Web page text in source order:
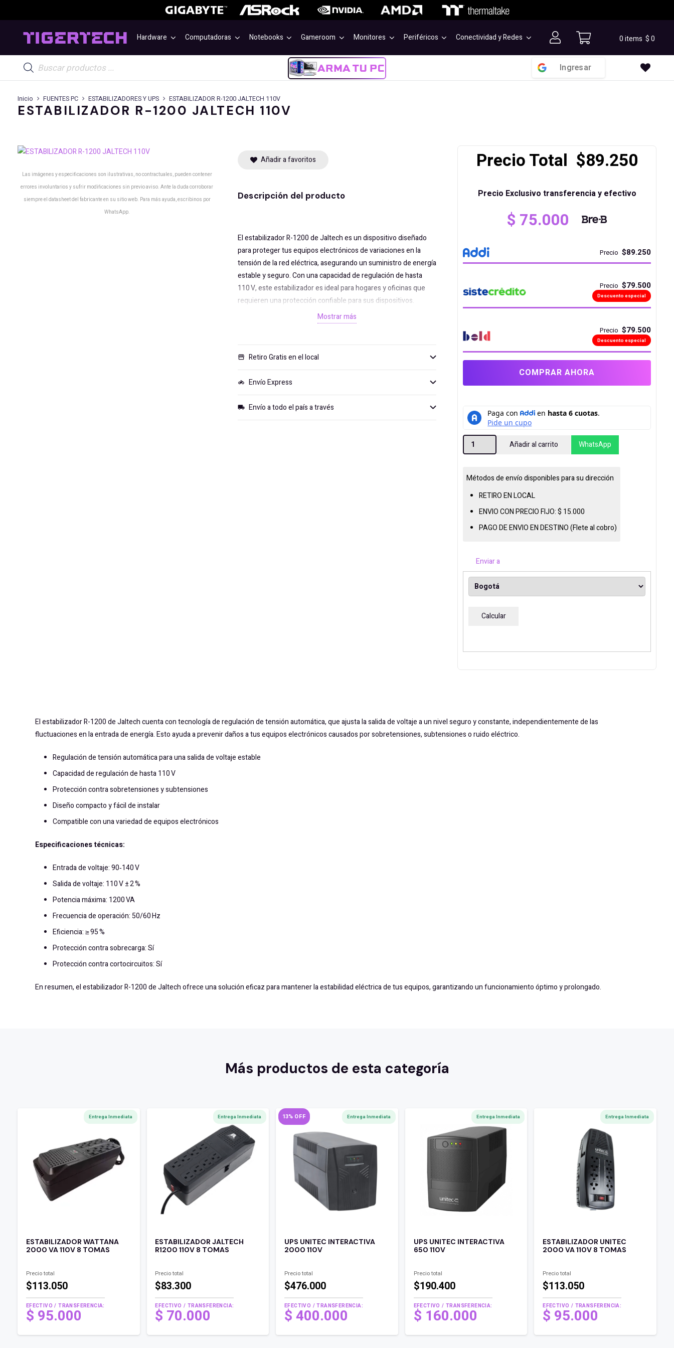
Hardware Computadoras Notebooks Gameroom Monitores Periféricos Conectividad y Redes 0 items $0
Búsqueda
de
productos
Ingresar
Inicio FUENTES PC ESTABILIZADORES Y UPS ESTABILIZADOR R-1200 JALTECH 110V
ESTABILIZADOR R-1200 JALTECH 110V
Las imágenes y especificaciones son ilustrativas, no contractuales, pueden contener
errores involuntarios y sufrir modificaciones sin previo aviso. Ante la duda corroborar
siempre el datasheet del fabricante en su sitio web. Para más ayuda, escribinos por
WhatsApp.
Añadir a favoritos
Descripción del producto
El estabilizador R-1200 de Jaltech es un dispositivo diseñado
para proteger tus equipos electrónicos de variaciones en la
tensión de la red eléctrica, asegurando un suministro de energía
estable y seguro. Con una capacidad de regulación de hasta
110 V, este estabilizador es ideal para hogares y oficinas que
requieren una protección confiable para sus dispositivos.
Mostrar más
storefront Retiro Gratis en el local
motorcycle Envío Express
local_shipping Envío a todo el país a través
Precio Total $89.250
Precio Exclusivo transferencia y efectivo
$ 75.000
Precio $89.250
Precio $79.500
Descuento especial
Precio $79.500
Descuento especial
COMPRAR AHORA
ESTABILIZADOR
R-
JALTECH
110V
Añadir al carrito WhatsApp
Métodos de envío disponibles para su dirección
RETIRO EN LOCAL
ENVIO CON PRECIO FIJO:$ 15.000
PAGO DE ENVIO EN DESTINO (Flete al cobro)
Enviar a
Calcular
El estabilizador R-1200 de Jaltech cuenta con tecnología de regulación de tensión automática, que ajusta la salida de voltaje a un nivel seguro y constante, independientemente de las
fluctuaciones en la entrada de energía. Esto ayuda a prevenir daños a tus equipos electrónicos causados por sobretensiones, subtensiones o ruido eléctrico.
Regulación de tensión automática para una salida de voltaje estable
Capacidad de regulación de hasta 110 V
Protección contra sobretensiones y subtensiones
Diseño compacto y fácil de instalar
Compatible con una variedad de equipos electrónicos
Especificaciones técnicas:
Entrada de voltaje: 90‑140 V
Salida de voltaje: 110 V ± 2 %
Potencia máxima: 1200 VA
Frecuencia de operación: 50/60 Hz
Eficiencia: ≥ 95 %
Protección contra sobrecarga: Sí
Protección contra cortocircuitos: Sí
En resumen, el estabilizador R-1200 de Jaltech ofrece una solución eficaz para mantener la estabilidad eléctrica de tus equipos, garantizando un funcionamiento óptimo y prolongado.
Más productos de esta categoría
Entrega Inmediata
ESTABILIZADOR WATTANA
2000 VA 110V 8 TOMAS
Precio total
$113.050
EFECTIVO / TRANSFERENCIA:
$ 95.000
Entrega Inmediata
ESTABILIZADOR JALTECH
R1200 110V 8 TOMAS
Precio total
$83.300
EFECTIVO / TRANSFERENCIA:
$ 70.000
13% OFF Entrega Inmediata
UPS UNITEC INTERACTIVA
2000 110V
Precio total
$476.000
EFECTIVO / TRANSFERENCIA:
El
precio
original
$400.000
El
Entrega Inmediata
UPS UNITEC INTERACTIVA
650 110V
Precio total
$190.400
EFECTIVO / TRANSFERENCIA:
$ 160.000
Entrega Inmediata
ESTABILIZADOR UNITEC
2000 VA 110V 8 TOMAS
Precio total
$113.050
EFECTIVO / TRANSFERENCIA:
$ 95.000